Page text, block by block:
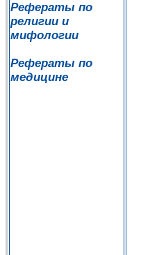
Рефераты по
религии и
мифологии
Рефераты по
медицине